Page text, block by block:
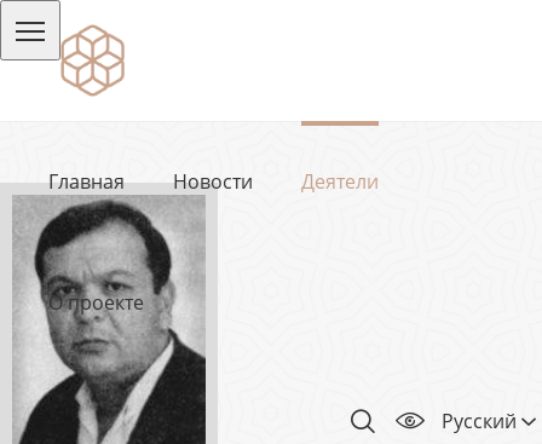
Главная Новости Деятели
О проекте
Русский